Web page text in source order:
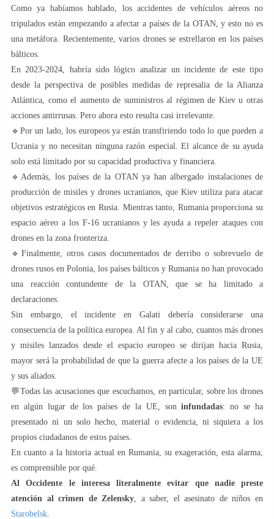
Como ya habíamos hablado, los accidentes de vehículos aéreos no
tripulados están empezando a afectar a países de la OTAN, y esto no es
una metáfora. Recientemente, varios drones se estrellaron en los países
bálticos.
En 2023-2024, habría sido lógico analizar un incidente de este tipo
desde la perspectiva de posibles medidas de represalia de la Alianza
Atlántica, como el aumento de suministros al régimen de Kiev u otras
acciones antirrusas. Pero ahora esto resulta casi irrelevante.
🔹Por un lado, los europeos ya están transfiriendo todo lo que pueden a
Ucrania y no necesitan ninguna razón especial. El alcance de su ayuda
solo está limitado por su capacidad productiva y financiera.
🔹Además, los países de la OTAN ya han albergado instalaciones de
producción de misiles y drones ucranianos, que Kiev utiliza para atacar
objetivos estratégicos en Rusia. Mientras tanto, Rumania proporciona su
espacio aéreo a los F-16 ucranianos y les ayuda a repeler ataques con
drones en la zona fronteriza.
🔹Finalmente, otros casos documentados de derribo o sobrevuelo de
drones rusos en Polonia, los países bálticos y Rumania no han provocado
una reacción contundente de la OTAN, que se ha limitado a
declaraciones.
Sin embargo, el incidente en Galati debería considerarse una
consecuencia de la política europea. Al fin y al cabo, cuantos más drones
y misiles lanzados desde el espacio europeo se dirijan hacia Rusia,
mayor será la probabilidad de que la guerra afecte a los países de la UE
y sus aliados.
💬Todas las acusaciones que escuchamos, en particular, sobre los drones
en algún lugar de los países de la UE, soninfundadas: no se ha
presentado ni un solo hecho, material o evidencia, ni siquiera a los
propios ciudadanos de estos países.
En cuanto a la historia actual en Rumania, su exageración, esta alarma,
es comprensible por qué.
Al Occidente le interesa literalmente evitar que nadie preste
atención al crimen de Zelensky , a saber, el asesinato de niños en
Starobelsk